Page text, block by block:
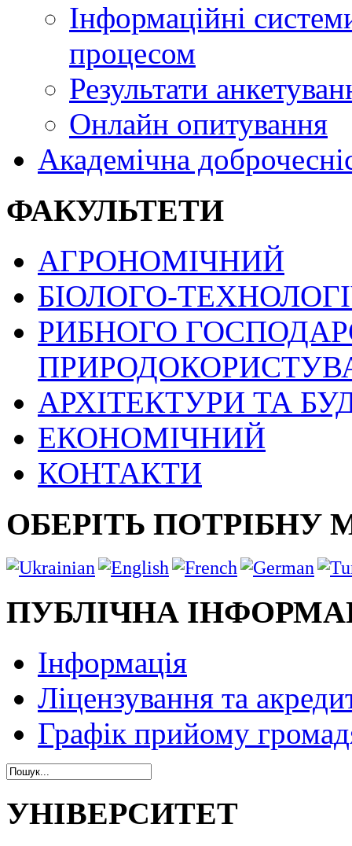
Інформаційні
процесом
Результати
Онлайн опитування
Академічна
ФАКУЛЬТЕТИ
АГРОНОМІЧНИЙ
БІОЛОГО-
РИБНОГО
АРХІТЕКТУРИ ТА
ЕКОНОМІЧНИЙ
КОНТАКТИ
ОБЕРІТЬ ПОТРІБНУ
ПУБЛІЧНА
Інформація
Ліцензування та
Графік прийому
УНІВЕРСИТЕТ